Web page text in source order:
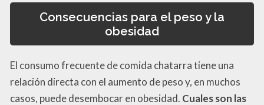
Consecuencias para el peso y la
obesidad
El consumo frecuente de comida chatarra tiene una
relación directa con el aumento de peso y, en muchos
casos, puede desembocar en obesidad. Cuales son las